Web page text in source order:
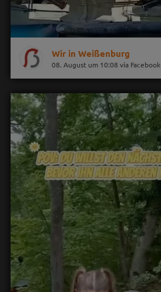
Wir in Weißenburg
08. August um 10:08 via Facebook